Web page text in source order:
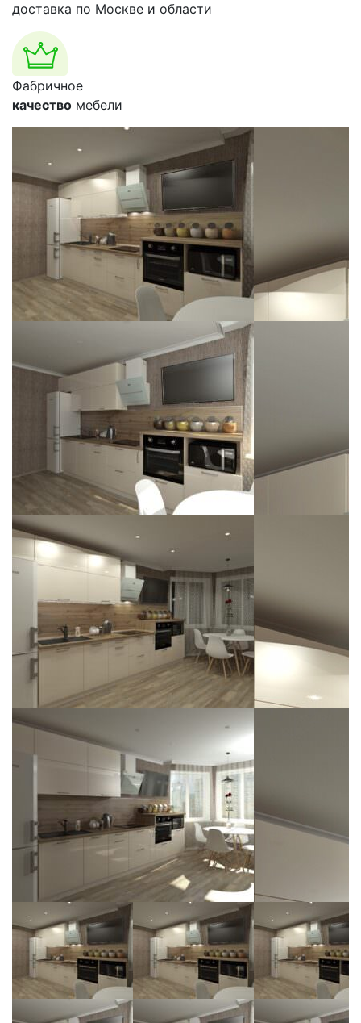
доставка по Москве и области
Фабричное
качество мебели